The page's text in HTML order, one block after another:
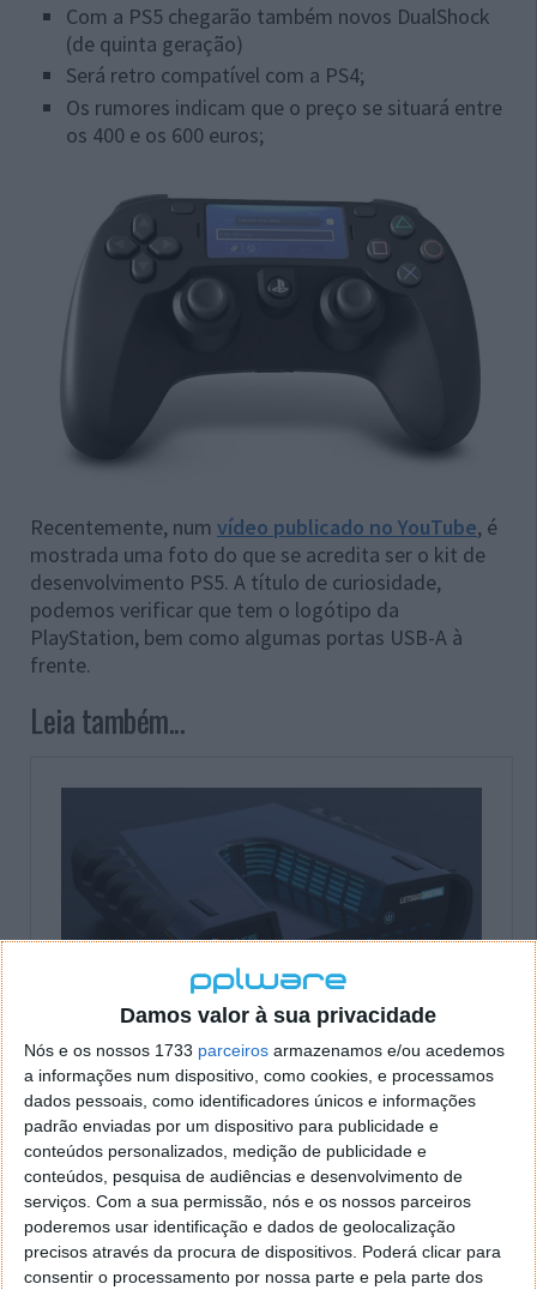
Damos valor à sua privacidade
Nós e os nossos 1733 parceiros armazenamos e/ou acedemos
a informações num dispositivo, como cookies, e processamos
dados pessoais, como identificadores únicos e informações
padrão enviadas por um dispositivo para publicidade e
conteúdos personalizados, medição de publicidade e
conteúdos, pesquisa de audiências e desenvolvimento de
serviços. Com a sua permissão, nós e os nossos parceiros
poderemos usar identificação e dados de geolocalização
precisos através da procura de dispositivos. Poderá clicar para
consentir o processamento por nossa parte e pela parte dos
Com a PS5 chegarão também novos DualShock
(de quinta geração)
Será retro compatível com a PS4;
Os rumores indicam que o preço se situará entre
os 400 e os 600 euros;
Recentemente, num vídeo publicado no YouTube, é
mostrada uma foto do que se acredita ser o kit de
desenvolvimento PS5. A título de curiosidade,
podemos verificar que tem o logótipo da
PlayStation, bem como algumas portas USB-A à
frente.
Leia também...